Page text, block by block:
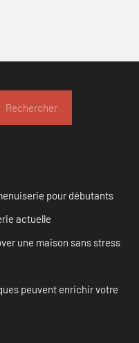
Rechercher
pour débutants
actuelle
une maison sans stress
peuvent enrichir votre